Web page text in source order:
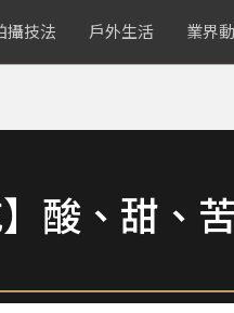
攝技法 戶外生活 業界
酸、甜、